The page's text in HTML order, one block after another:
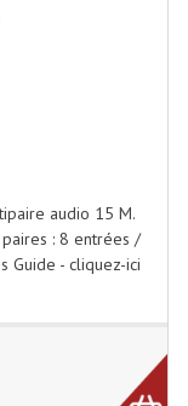
19")
audio 15 M.
: 8 entrées /
Guide - cliquez-ici